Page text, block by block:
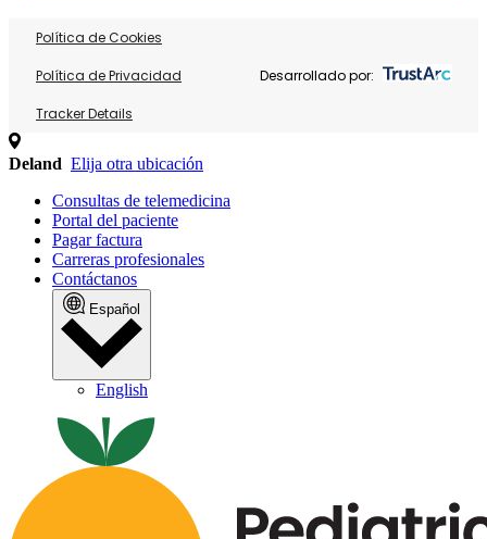
Política de Cookies
Política de Privacidad
Tracker Details
Desarrollado por:
Deland Elija otra ubicación
Consultas de telemedicina
Portal del paciente
Pagar factura
Carreras profesionales
Contáctanos
Español
English